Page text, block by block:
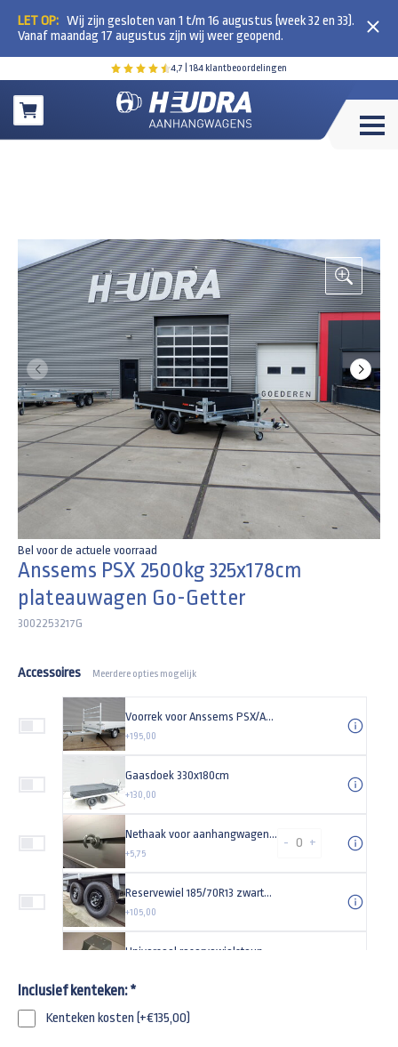
4,7 | 184 klantbeoordelingen
Winkelwagen
LET OP: Wij zijn gesloten van 1 t/m 16 augustus (week 32 en 33).
Vanaf maandag 17 augustus zijn wij weer geopend.
Bel voor de actuele voorraad
Anssems PSX 2500kg 325x178cm
plateauwagen Go-Getter
3002253217G
Accessoires Meerdere opties mogelijk
Voorrek voor Anssems PSX/ASX 178cm (breedte) plateauwagen
+195,00
Gaasdoek 330x180cm
+130,00
Nethaak voor aanhangwagens met sleuven
+5,75
- +
Reservewiel 185/70R13 zwarte velg
+105,00
Universeel reservewielsteun
Inclusief kenteken:*
Kenteken kosten (+€135,00)